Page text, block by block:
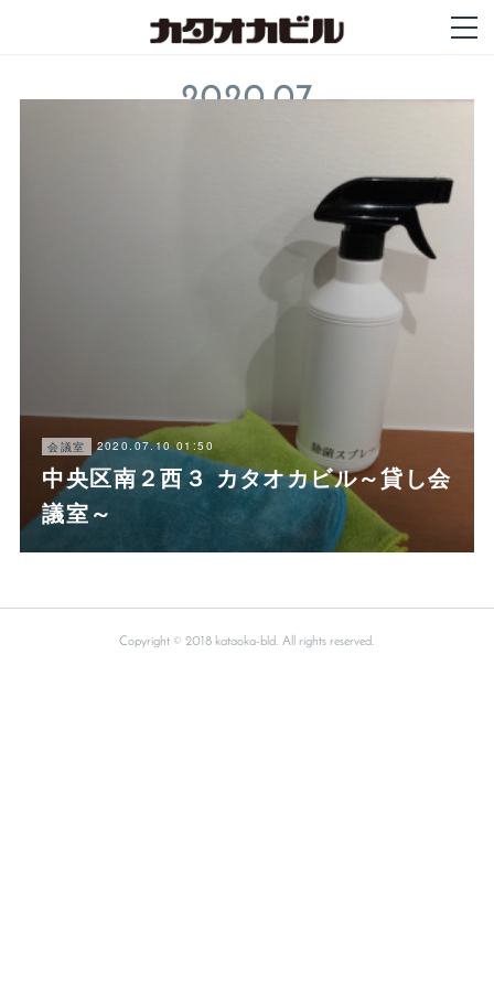
2020.07
会議室 2020.07.10 01:50
中央区南２西３ カタオカビル～貸し会
議室～
Copyright © 2018 kataoka-bld. All rights reserved.